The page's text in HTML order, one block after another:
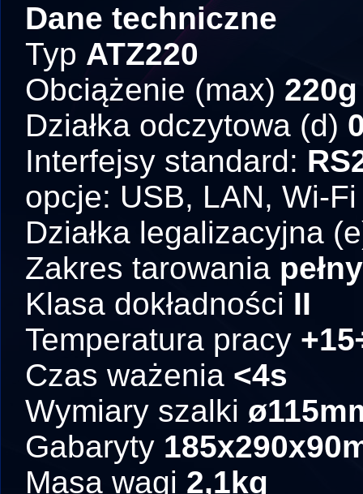
Dane techniczne
Typ ATZ220
Obciążenie (max) 220g
Działka odczytowa (d)
Interfejsy standard:
opcje: USB, LAN, Wi-Fi
Działka legalizacyjna
Zakres tarowania pełny
Klasa dokładności II
Temperatura pracy
Czas ważenia <4s
Wymiary szalki
Gabaryty
Masa wagi 2,1kg